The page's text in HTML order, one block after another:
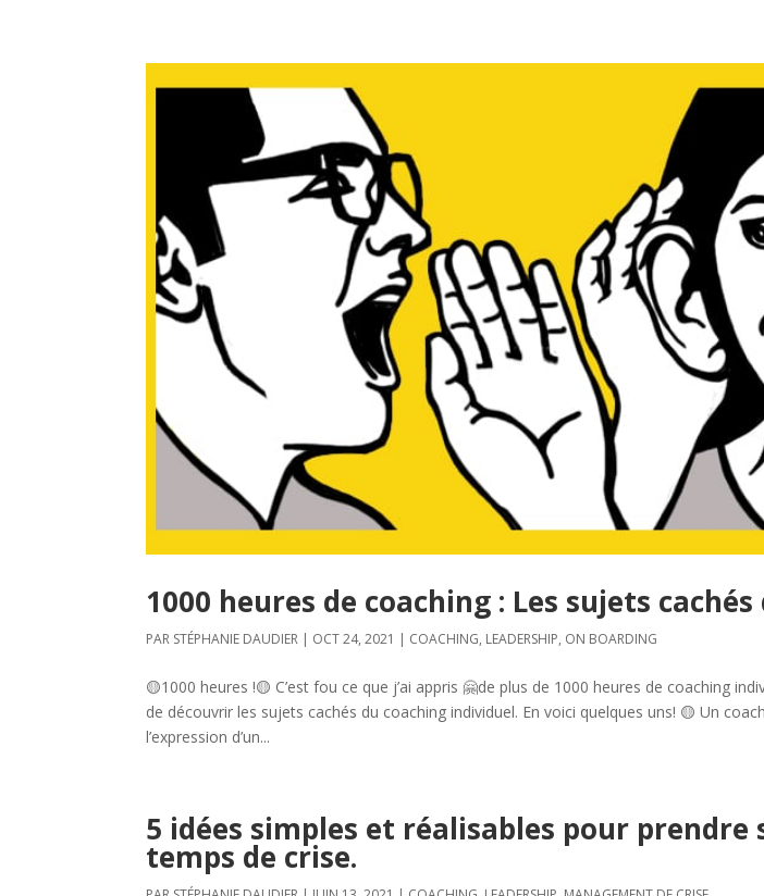
1000 heures de coaching : Les sujets
PAR STÉPHANIE DAUDIER | OCT 24, 2021 | COACHING, LEADERSHIP, ON BOARDING
🟡1000 heures !🟡 C’est fou ce que j’ai appris 🤗de plus de 1000 heures de coaching
de découvrir les sujets cachés du coaching individuel. En voici quelques uns! 🟡 Un
l’expression d’un...
5 idées simples et réalisables pour prendre
temps de crise.